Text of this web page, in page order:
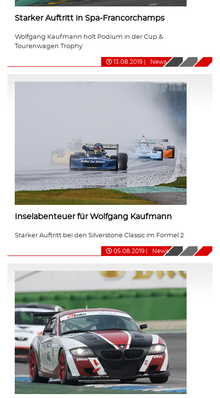
Starker Auftritt in Spa-Francorchamps
Wolfgang Kaufmann holt Podium in der Cup &
Tourenwagen Trophy
13.08.2019 News
Inselabenteuer für Wolfgang Kaufmann
Starker Auftritt bei den Silverstone Classic im Formel 2
05.08.2019 News